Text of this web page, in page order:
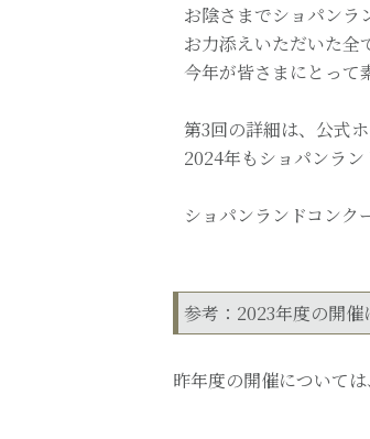
お陰さまでショパンラ
お力添えいただいた全
今年が皆さまにとって
第3回の詳細は、公式
2024年もショパンラン
ショパンランドコン
参考：2023年度の開催
昨年度の開催について